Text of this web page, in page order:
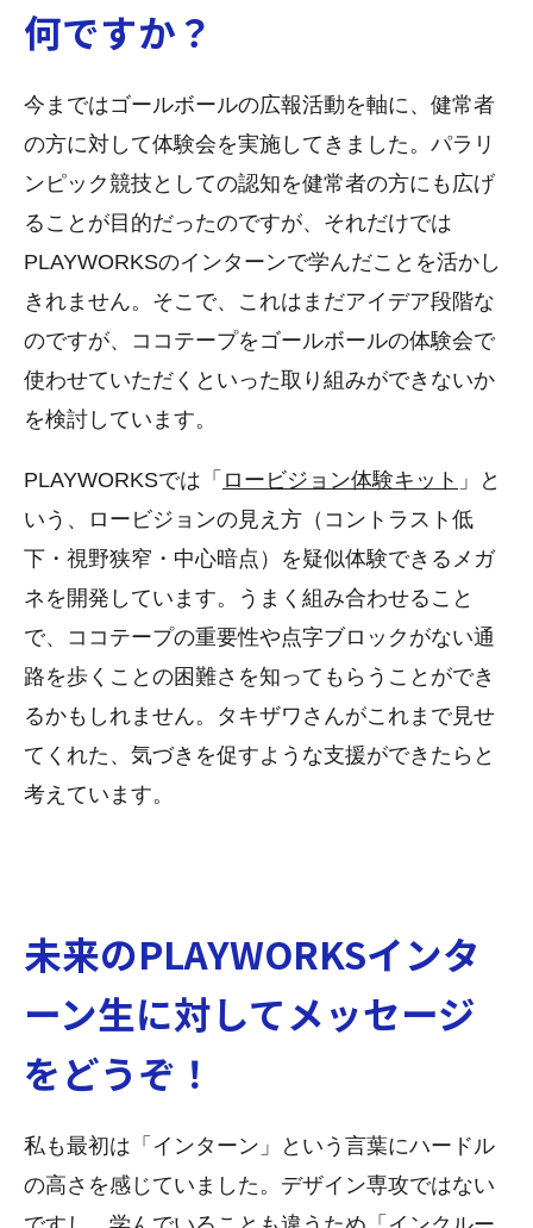
何ですか？
今まではゴールボールの広報活動を軸に、健常者
の方に対して体験会を実施してきました。パラリ
ンピック競技としての認知を健常者の方にも広げ
ることが目的だったのですが、それだけでは
PLAYWORKSのインターンで学んだことを活かし
きれません。そこで、これはまだアイデア段階な
のですが、ココテープをゴールボールの体験会で
使わせていただくといった取り組みができないか
を検討しています。
PLAYWORKSでは「 ロービジョン体験キット 」と
いう、ロービジョンの見え方（コントラスト低
下・視野狭窄・中心暗点）を疑似体験できるメガ
ネを開発しています。うまく組み合わせること
で、ココテープの重要性や点字ブロックがない通
路を歩くことの困難さを知ってもらうことができ
るかもしれません。タキザワさんがこれまで見せ
てくれた、気づきを促すような支援ができたらと
考えています。
未来のPLAYWORKSインタ
ーン生に対してメッセージ
をどうぞ！
私も最初は「インターン」という言葉にハードル
の高さを感じていました。デザイン専攻ではない